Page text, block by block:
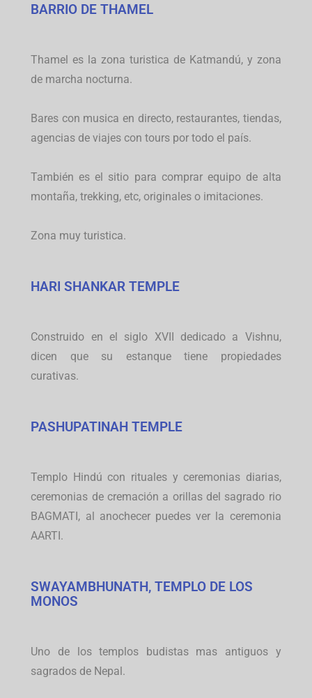
BARRIO DE THAMEL
Thamel es la zona turistica de Katmandú, y zona
de marcha nocturna.
Bares con musica en directo, restaurantes, tiendas,
agencias de viajes con tours por todo el país.
También es el sitio para comprar equipo de alta
montaña, trekking, etc, originales o imitaciones.
Zona muy turistica.
HARI SHANKAR TEMPLE
Construido en el siglo XVII dedicado a Vishnu,
dicen que su estanque tiene propiedades
curativas.
PASHUPATINAH TEMPLE
Templo Hindú con rituales y ceremonias diarias,
ceremonias de cremación a orillas del sagrado rio
BAGMATI, al anochecer puedes ver la ceremonia
AARTI.
SWAYAMBHUNATH, TEMPLO DE LOS
MONOS
Uno de los templos budistas mas antiguos y
sagrados de Nepal.